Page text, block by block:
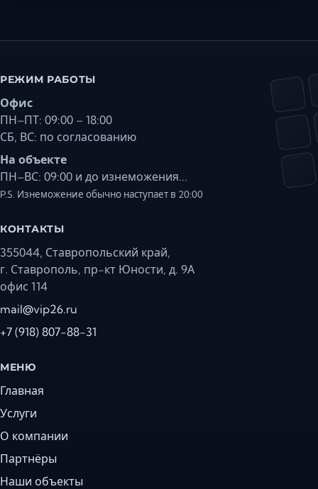
РЕЖИМ РАБОТЫ
Офис
ПН–ПТ: 09:00 – 18:00
СБ, ВС: по согласованию
На объекте
ПН–ВС: 09:00 и до изнеможения...
P.S. Изнеможение обычно наступает в 20:00
КОНТАКТЫ
355044, Ставропольский край,
г. Ставрополь, пр-кт Юности, д. 9А
офис 114
mail@vip26.ru
+7 (918) 807-88-31
МЕНЮ
Главная
Услуги
О компании
Партнёры
Наши объекты